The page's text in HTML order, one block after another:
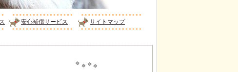
安心補償サービス サイトマップ